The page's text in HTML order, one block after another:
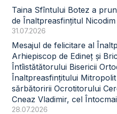
Taina Sfîntului Botez a
de Înaltpreasfințitul Nicodim
31.07.2026
Mesajul de felicitare al
Arhiepiscop de Edineț și
Întîistătătorului Bisericii
Înaltpreasfințitului
sărbătoririi Ocrotitorului
Cneaz Vladimir, cel
28.07.2026